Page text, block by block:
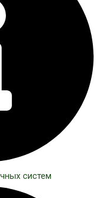
систем